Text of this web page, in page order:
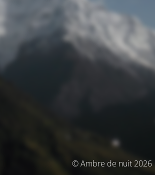
© Ambre de nuit 2026